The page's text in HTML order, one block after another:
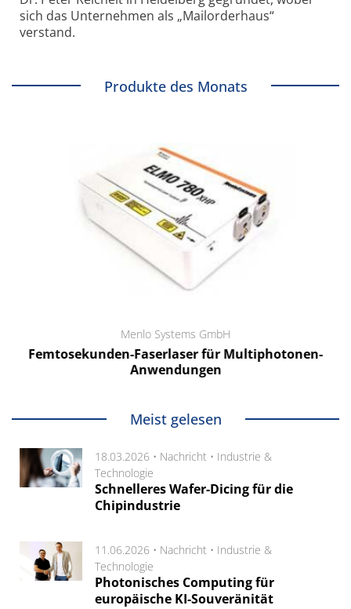
sich das Unternehmen als „Mailorderhaus“
verstand.
Produkte des Monats
Menlo Systems GmbH
Femtosekunden-Faserlaser für Multiphotonen-
Anwendungen
Meist gelesen
18.03.2026 • Nachricht • Industrie &
Technologie
Schnelleres Wafer-Dicing für die
Chipindustrie
11.06.2026 • Nachricht • Industrie &
Technologie
Photonisches Computing für
europäische KI-Souveränität